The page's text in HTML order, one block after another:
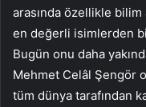
arasında özellikle bilim
en değerli isimlerden
Bugün onu daha
Mehmet Celâl Şengör
tüm dünya tarafından